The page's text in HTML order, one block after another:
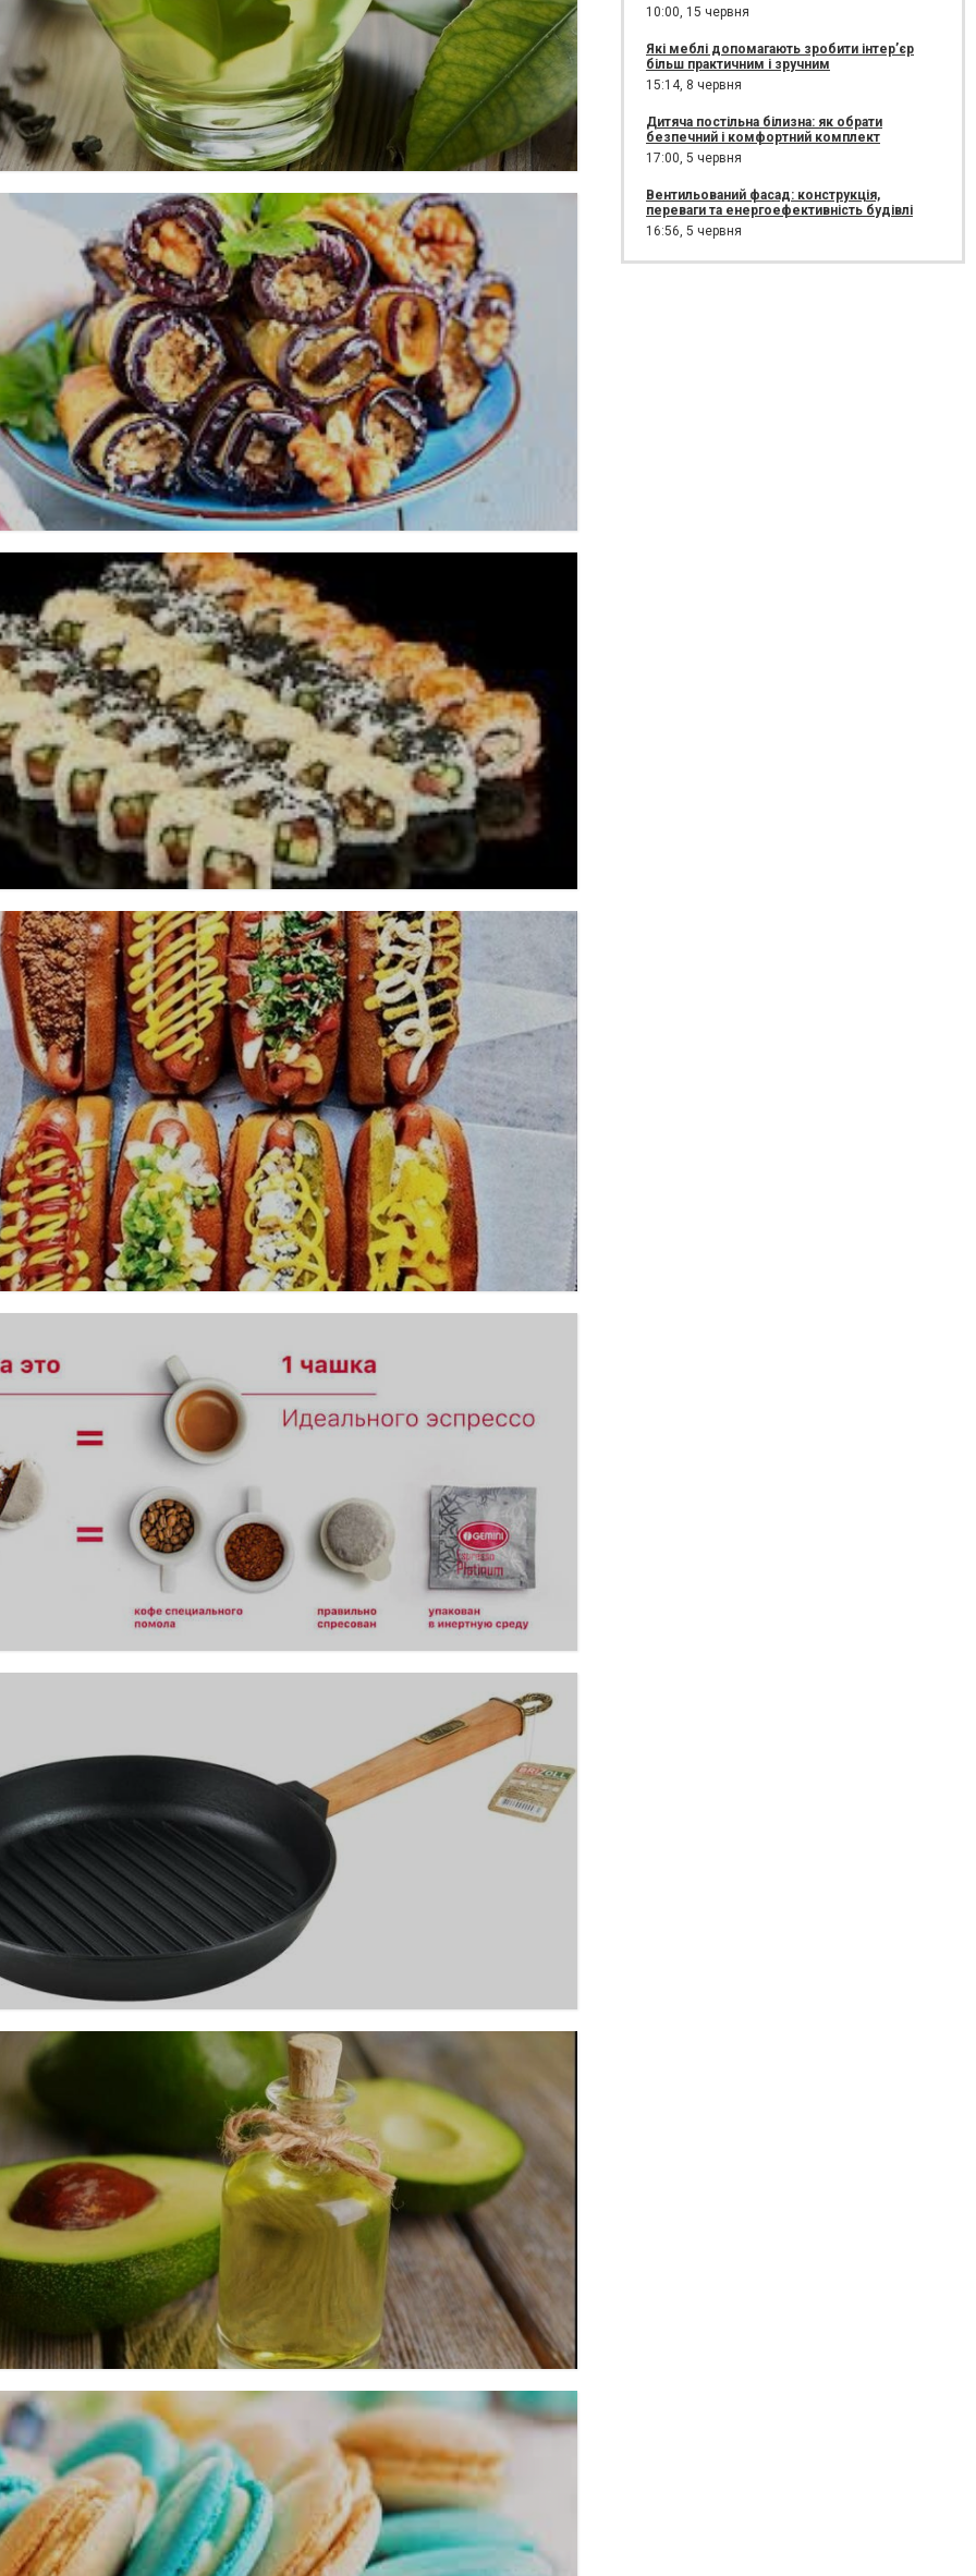
10:00, 15 червня
Які меблі допомагають зробити інтер’єр
більш практичним і зручним
15:14, 8 червня
Дитяча постільна білизна: як обрати
безпечний і комфортний комплект
17:00, 5 червня
Вентильований фасад: конструкція,
переваги та енергоефективність будівлі
16:56, 5 червня